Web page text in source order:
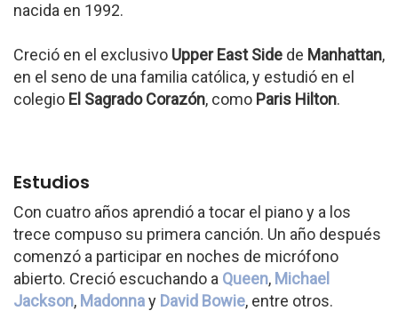
nacida en 1992.
Creció en el exclusivo Upper East Side de Manhattan,
en el seno de una familia católica, y estudió en el
colegio El Sagrado Corazón, como Paris Hilton.
Estudios
Con cuatro años aprendió a tocar el piano y a los
trece compuso su primera canción. Un año después
comenzó a participar en noches de micrófono
abierto. Creció escuchando a Queen, Michael
Jackson, Madonnay David Bowie, entre otros.